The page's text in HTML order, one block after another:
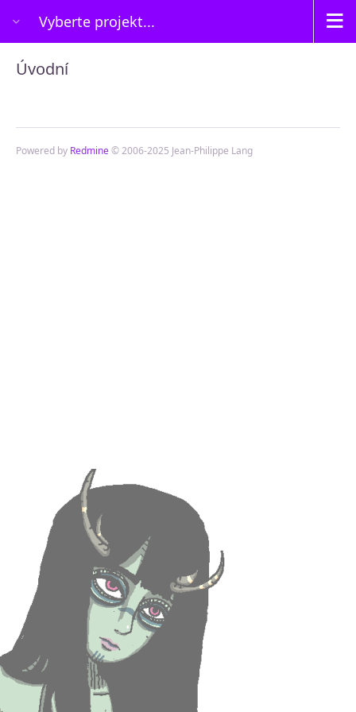
Vyberte projekt...
Úvodní
Powered by Redmine© 2006-2025 Jean-Philippe Lang